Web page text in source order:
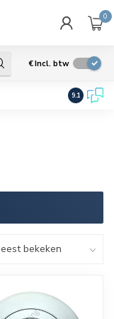
0
€Incl. btw
Wij
9.1